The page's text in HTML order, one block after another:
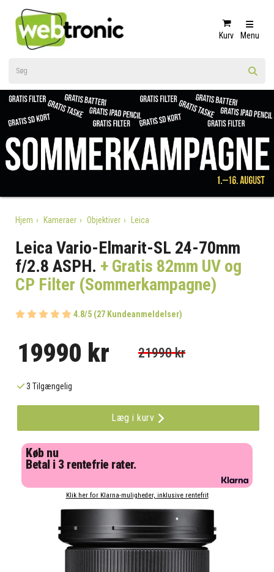
Kurv Menu
Hjem Kameraer Objektiver Leica
Leica Vario-Elmarit-SL 24-70mm
f/2.8 ASPH. + Gratis 82mm UV og
CP Filter (Sommerkampagne)
4.8/5 (27 Kundeanmeldelser)
19990 kr 21990 kr
3 Tilgængelig
Læg i kurv
Køb nu
Betal i 3 rentefrie rater.
Klik her for Klarna-muligheder, inklusive rentefrit